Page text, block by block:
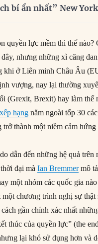
bí ẩn nhất” New York
quyền lực mềm thì thế
nhưng những xì căng
khi ở Liên minh Châu Âu
vượng, nay lại thường
(Grexit, Brexit) hay làm thế
hạng nằm ngoài tốp 30
trở thành một niềm cảm hứng
dẫn đến những hệ quả trên
đại màIan Bremmermô
một nhóm các quốc gia
một chương trình nghị sự
gần chính xác nhất
thúc của quyền lực” (the
lại khó sử dụng hơn và